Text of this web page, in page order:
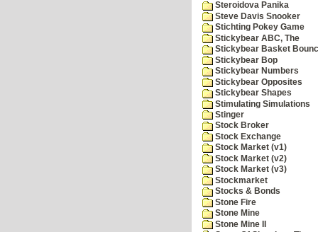
Steroidova Panika
Steve Davis Snooker
Stichting Pokey Game
Stickybear ABC, The
Stickybear Basket
Stickybear Bop
Stickybear Numbers
Stickybear Opposites
Stickybear Shapes
Stimulating Simulations
Stinger
Stock Broker
Stock Exchange
Stock Market (v1)
Stock Market (v2)
Stock Market (v3)
Stockmarket
Stocks & Bonds
Stone Fire
Stone Mine
Stone Mine II